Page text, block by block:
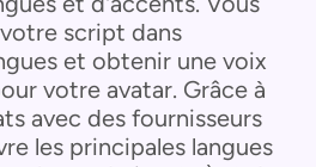
script dans
et obtenir une voix
votre avatar. Grâce à
avec des fournisseurs
les principales langues